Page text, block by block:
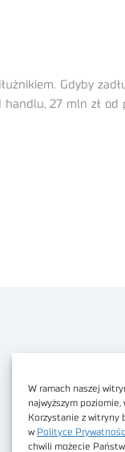
W ramach naszej
najwyższym
Korzystanie z witryny
w Polityce
chwili możecie
Gdyby
handlu, 27 mln zł